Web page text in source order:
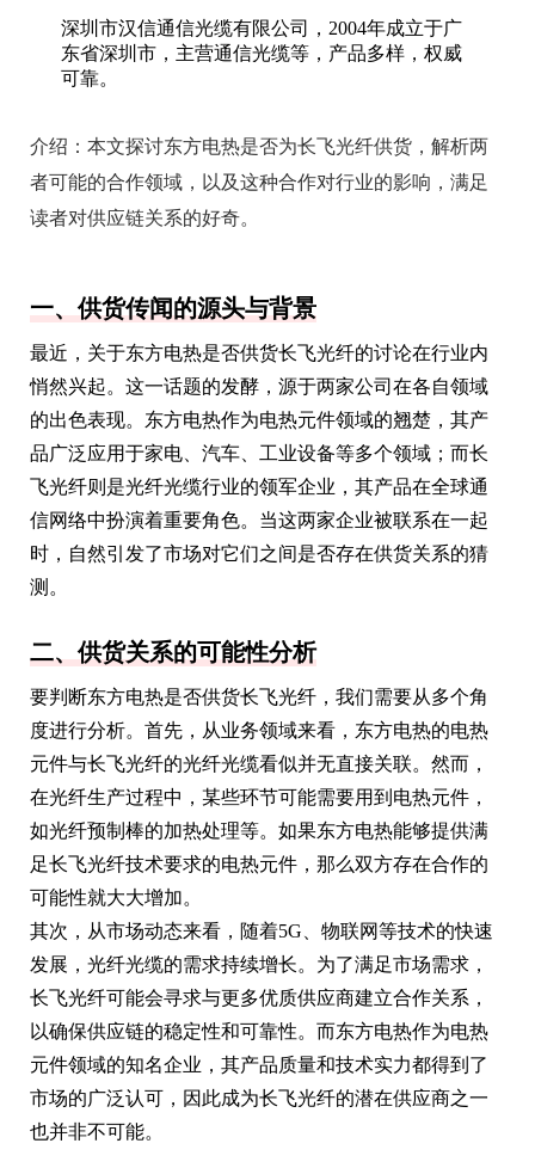
深圳市汉信通信光缆有限公司，2004年成立于广
东省深圳市，主营通信光缆等，产品多样，权威
可靠。
介绍： 本文探讨东方电热是否为长飞光纤供货，解析两
者可能的合作领域，以及这种合作对行业的影响，满足
读者对供应链关系的好奇。
一、供货传闻的源头与背景
最近，关于东方电热是否供货长飞光纤的讨论在行业内
悄然兴起。这一话题的发酵，源于两家公司在各自领域
的出色表现。东方电热作为电热元件领域的翘楚，其产
品广泛应用于家电、汽车、工业设备等多个领域；而长
飞光纤则是光纤光缆行业的领军企业，其产品在全球通
信网络中扮演着重要角色。当这两家企业被联系在一起
时，自然引发了市场对它们之间是否存在供货关系的猜
测。
二、供货关系的可能性分析
要判断东方电热是否供货长飞光纤，我们需要从多个角
度进行分析。首先，从业务领域来看，东方电热的电热
元件与长飞光纤的光纤光缆看似并无直接关联。然而，
在光纤生产过程中，某些环节可能需要用到电热元件，
如光纤预制棒的加热处理等。如果东方电热能够提供满
足长飞光纤技术要求的电热元件，那么双方存在合作的
可能性就大大增加。
其次，从市场动态来看，随着5G、物联网等技术的快速
发展，光纤光缆的需求持续增长。为了满足市场需求，
长飞光纤可能会寻求与更多优质供应商建立合作关系，
以确保供应链的稳定性和可靠性。而东方电热作为电热
元件领域的知名企业，其产品质量和技术实力都得到了
市场的广泛认可，因此成为长飞光纤的潜在供应商之一
也并非不可能。